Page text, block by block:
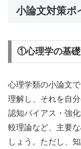
小論文対策ポ
①心理学の基礎
心理学類の小論文
理解し、それを自
認知バイアス・強
較理論など、主要
しょう。ただし、